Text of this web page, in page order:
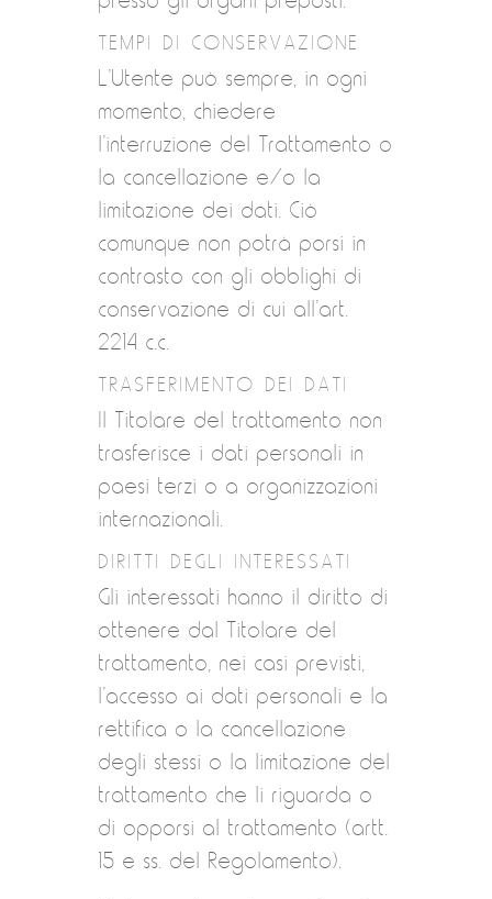
TEMPI DI CONSERVAZIONE
L’Utente può sempre, in ogni
momento, chiedere
l’interruzione del Trattamento o
la cancellazione e/o la
limitazione dei dati. Ciò
comunque non potrà porsi in
contrasto con gli obblighi di
conservazione di cui all’art.
2214 c.c.
TRASFERIMENTO DEI DATI
Il Titolare del trattamento non
trasferisce i dati personali in
paesi terzi o a organizzazioni
internazionali.
DIRITTI DEGLI INTERESSATI
Gli interessati hanno il diritto di
ottenere dal Titolare del
trattamento, nei casi previsti,
l’accesso ai dati personali e la
rettifica o la cancellazione
degli stessi o la limitazione del
trattamento che li riguarda o
di opporsi al trattamento (artt.
15 e ss. del Regolamento).